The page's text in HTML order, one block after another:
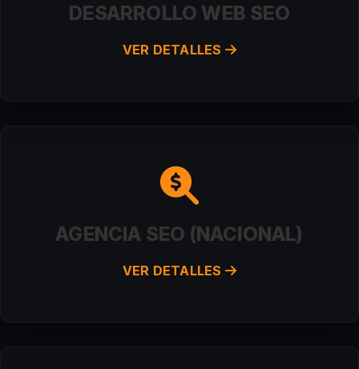
DESARROLLO WEB SEO
VER DETALLES
AGENCIA SEO (NACIONAL)
VER DETALLES